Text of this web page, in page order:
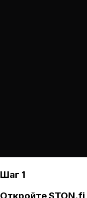
Шаг 1
ОткройтеSTON.fi